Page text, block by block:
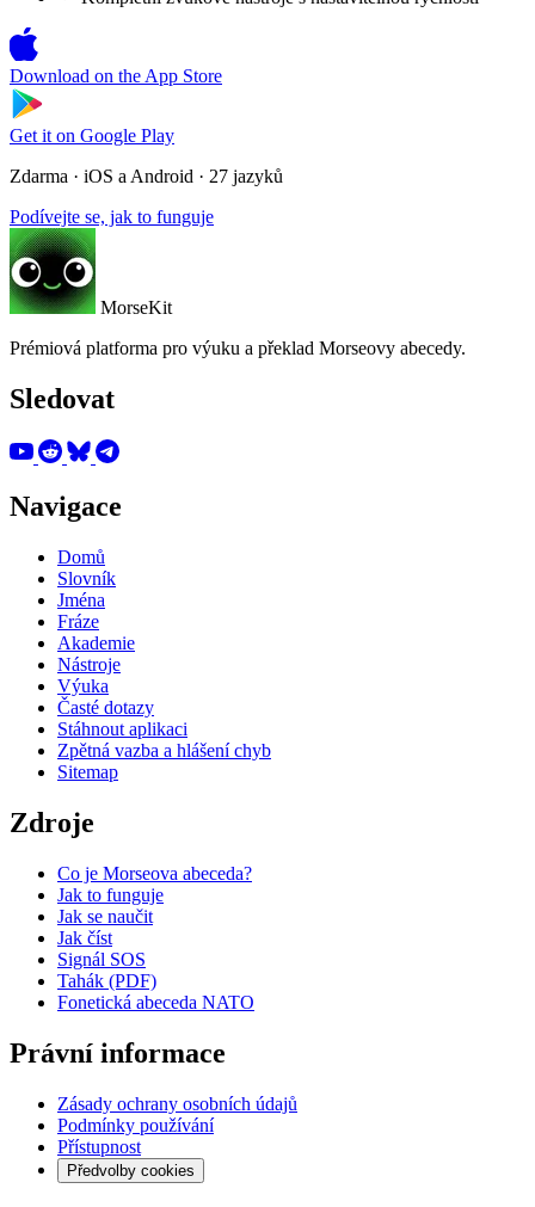
Download on the App Store
Get it on Google Play
Zdarma · iOS a Android · 27 jazyků
Podívejte se, jak to funguje
MorseKit
Prémiová platforma pro výuku a překlad Morseovy abecedy.
Sledovat
Navigace
Domů
Slovník
Jména
Fráze
Akademie
Nástroje
Výuka
Časté dotazy
Stáhnout aplikaci
Zpětná vazba a hlášení chyb
Sitemap
Zdroje
Co je Morseova abeceda?
Jak to funguje
Jak se naučit
Jak číst
Signál SOS
Tahák (PDF)
Fonetická abeceda NATO
Právní informace
Zásady ochrany osobních údajů
Podmínky používání
Přístupnost
Předvolby cookies